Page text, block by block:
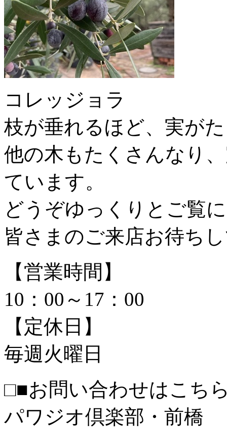
コレッジョラ
枝が垂れるほど、実が
他の木もたくさんなり
ています。
どうぞゆっくりとご覧
皆さまのご来店お待ち
【営業時間】
10：00～17：00
【定休日】
毎週火曜日
□■お問い合わせはこち
パワジオ倶楽部・前橋